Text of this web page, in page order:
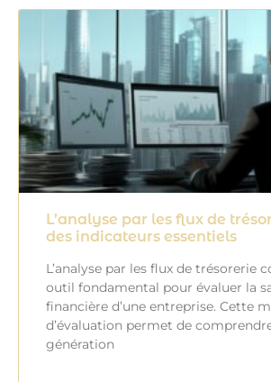
L’analyse par les flux de
des indicateurs essentiels
L’analyse par les flux de trésorerie
outil fondamental pour évaluer la
financière d’une entreprise. Cette
d’évaluation permet de
génération